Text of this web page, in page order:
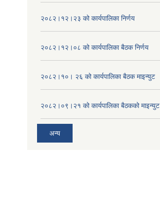
२०८२।१२।२३ को कार्यपालिका निर्णय
२०८२।१२।०८ को कार्यपालिका बैठक निर्णय
२०८२।१०। २६ को कार्यपालिका बैठक माइन्युट
२०८२।०९।२१ को कार्यपालिका बैठकको माइन्युट
अन्य